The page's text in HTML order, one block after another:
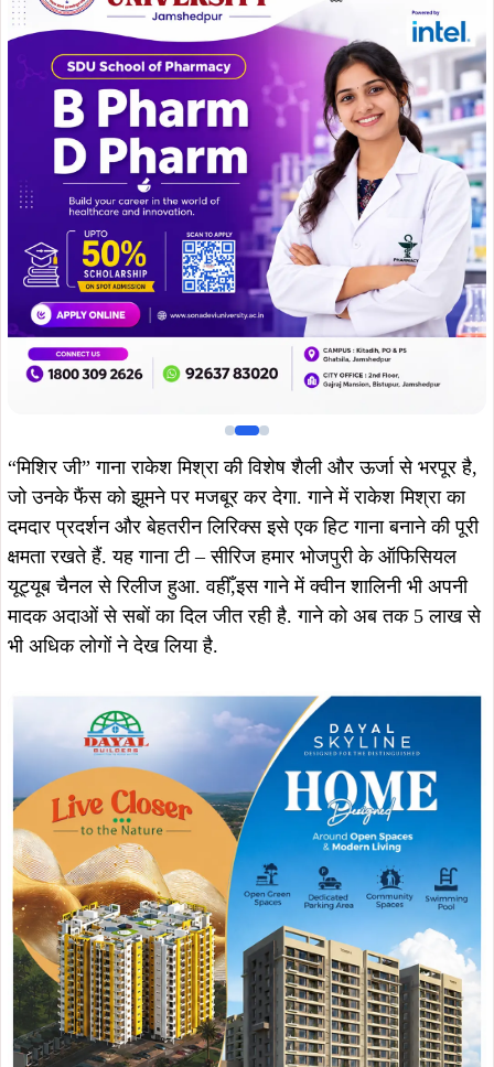
“मिशिर जी” गाना राकेश मिश्रा की विशेष शैली और ऊर्जा से भरपूर है,
जो उनके फैंस को झूमने पर मजबूर कर देगा. गाने में राकेश मिश्रा का
दमदार प्रदर्शन और बेहतरीन लिरिक्स इसे एक हिट गाना बनाने की पूरी
क्षमता रखते हैं. यह गाना टी – सीरिज हमार भोजपुरी के ऑफिसियल
यूट्यूब चैनल से रिलीज हुआ. वहीँ,इस गाने में क्वीन शालिनी भी अपनी
मादक अदाओं से सबों का दिल जीत रही है. गाने को अब तक 5 लाख से
भी अधिक लोगों ने देख लिया है.